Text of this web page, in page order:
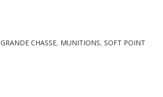
GRANDE CHASSE, MUNITIONS, SOFT POINT